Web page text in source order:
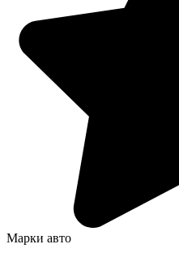
Марки авто